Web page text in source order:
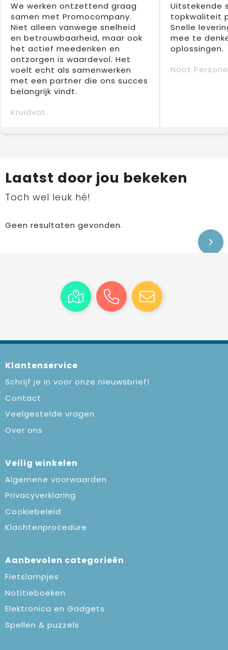
We werken ontzettend graag
samen met Promocompany.
Niet alleen vanwege snelheid
en betrouwbaarheid, maar ook
het actief meedenken en
ontzorgen is waardevol. Het
voelt echt als samenwerken
met een partner die ons succes
belangrijk vindt.
Kruidvat
Uitstekende
topkwaliteit
Snelle
mee te
oplossingen.
Noot
Laatst door jou bekeken
Toch wel leuk hé!
Geen resultaten gevonden.
Klantenservice
Schrijf je in voor onze nieuwsbrief!
Contact
Veelgestelde vragen
Over ons
Veilig winkelen
Algemene voorwaarden
Privacyverklaring
Cookiebeleid
Klachtenprocedure
Aanbevolen categorieën
Fietslampjes
Notitieboeken
Elektronica en Gadgets
Spellen & puzzels